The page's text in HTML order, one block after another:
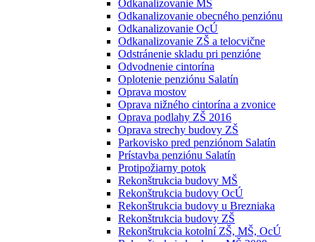
Odkanalizovanie MŠ
Odkanalizovanie obecného penziónu
Odkanalizovanie OcÚ
Odkanalizovanie ZŠ a telocvične
Odstránenie skladu pri penzióne
Odvodnenie cintorína
Oplotenie penziónu Salatín
Oprava mostov
Oprava nižného cintorína a zvonice
Oprava podlahy ZŠ 2016
Oprava strechy budovy ZŠ
Parkovisko pred penziónom Salatín
Prístavba penziónu Salatín
Protipožiarny potok
Rekonštrukcia budovy MŠ
Rekonštrukcia budovy OcÚ
Rekonštrukcia budovy u Brezniaka
Rekonštrukcia budovy ZŠ
Rekonštrukcia kotolní ZŠ, MŠ, OcÚ